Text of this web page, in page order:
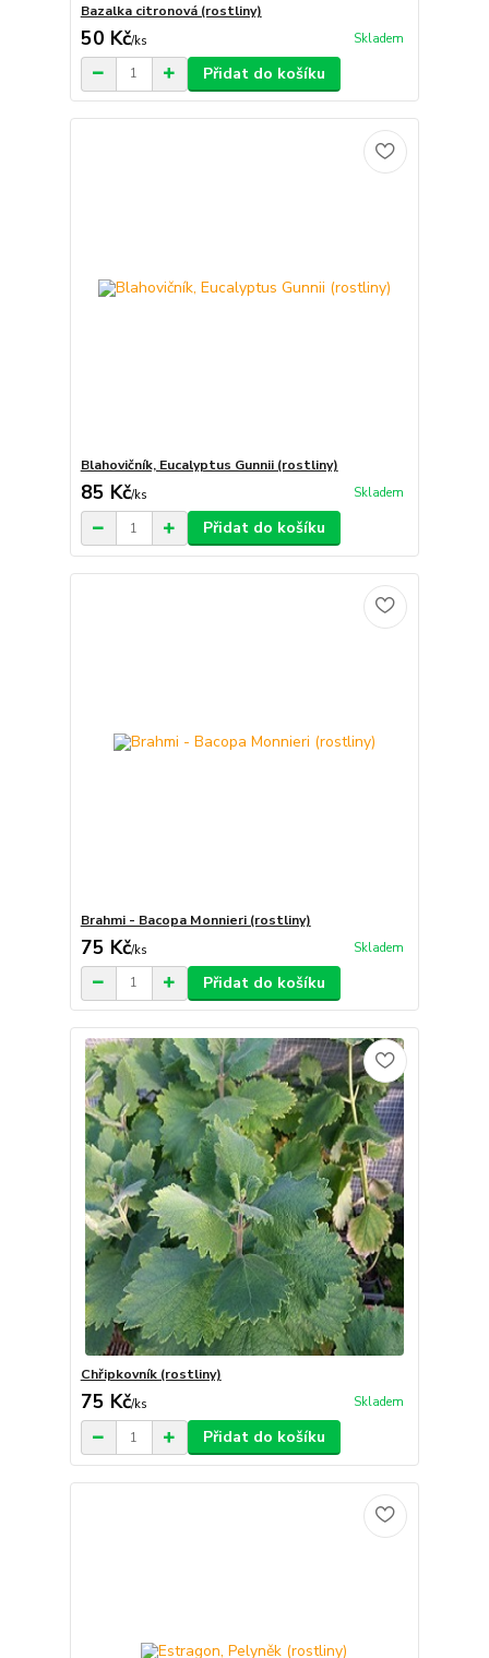
Bazalka citronová (rostliny)
50 Kč/ks Skladem
Přidat do košíku
Blahovičník, Eucalyptus Gunnii (rostliny)
85 Kč/ks Skladem
Přidat do košíku
Brahmi - Bacopa Monnieri (rostliny)
75 Kč/ks Skladem
Přidat do košíku
Chřipkovník (rostliny)
75 Kč/ks Skladem
Přidat do košíku